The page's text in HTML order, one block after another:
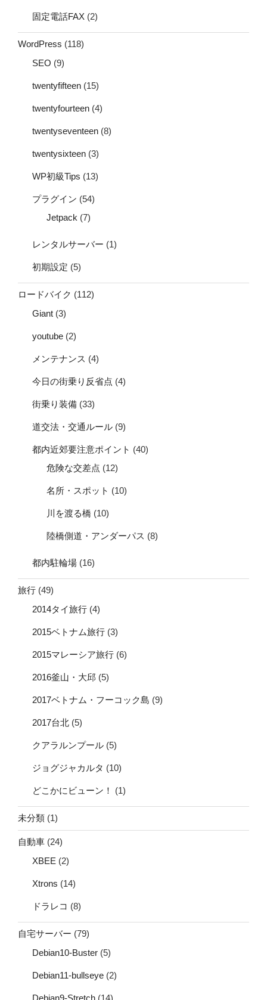
固定電話FAX (2)
WordPress (118)
SEO (9)
twentyfifteen (15)
twentyfourteen (4)
twentyseventeen (8)
twentysixteen (3)
WP初級Tips (13)
プラグイン (54)
Jetpack (7)
レンタルサーバー (1)
初期設定 (5)
ロードバイク (112)
Giant (3)
youtube (2)
メンテナンス (4)
今日の街乗り反省点 (4)
街乗り装備 (33)
道交法・交通ルール (9)
都内近郊要注意ポイント (40)
危険な交差点 (12)
名所・スポット (10)
川を渡る橋 (10)
陸橋側道・アンダーパス (8)
都内駐輪場 (16)
旅行 (49)
2014タイ旅行 (4)
2015ベトナム旅行 (3)
2015マレーシア旅行 (6)
2016釜山・大邱 (5)
2017ベトナム・フーコック島 (9)
2017台北 (5)
クアラルンプール (5)
ジョグジャカルタ (10)
どこかにビューン！ (1)
未分類 (1)
自動車 (24)
XBEE (2)
Xtrons (14)
ドラレコ (8)
自宅サーバー (79)
Debian10-Buster (5)
Debian11-bullseye (2)
Debian9-Stretch (14)